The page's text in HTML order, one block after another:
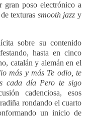
gran poso electrónico a
texturas smooth jazz y
sobre su contenido
hasta en cinco
catalán y alemán en el
más y más Te odio, te
cada día Pero te sigo
cadenciosa, esos
rondando el cuarto
un inicio de